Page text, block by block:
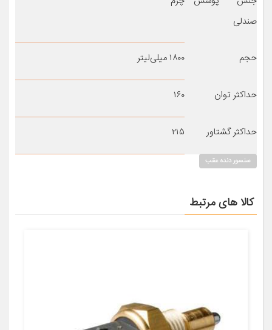
صندلی
حجم ۱۸۰۰ میلی‌لیتر
حداکثر توان ۱۶۰
حداکثر گشتاور ۲۱۵
سنسور دنده عقب
کالا های مرتبط